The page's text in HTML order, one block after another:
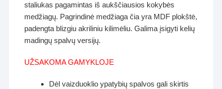
staliukas pagamintas iš aukščiausios kokybės
medžiagų. Pagrindinė medžiaga čia yra MDF plokštė,
padengta blizgiu akriliniu kilimėliu. Galima įsigyti kelių
madingų spalvų versijų.
UŽSAKOMA GAMYKLOJE
Dėl vaizduoklio ypatybių spalvos gali skirtis